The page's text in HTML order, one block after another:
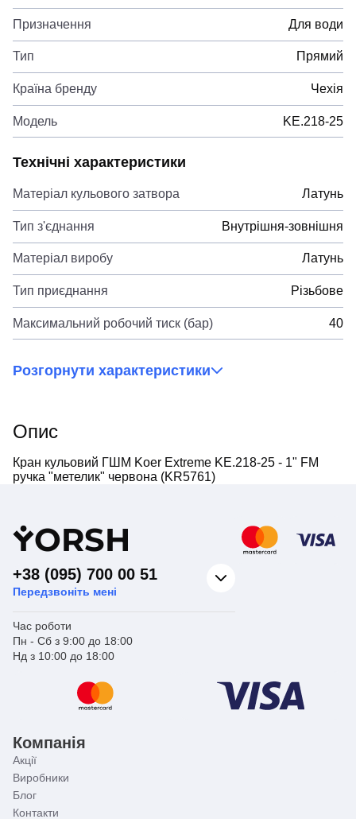
Призначення Для води
Тип Прямий
Країна бренду Чехія
Модель KE.218-25
Технічні характеристики
Матеріал кульового затвора Латунь
Тип з'єднання Внутрішня-зовнішня
Матеріал виробу Латунь
Тип приєднання Різьбове
Максимальний робочий тиск (бар) 40
Розгорнути характеристики
Опис
Кран кульовий ГШМ Koer Extreme KE.218-25 - 1" FM
ручка "метелик" червона (KR5761)
YORSH
+38 (095) 700 00 51
Передзвоніть мені
Час роботи
Пн - Сб з 9:00 до 18:00
Нд з 10:00 до 18:00
Компанія
Акції
Виробники
Блог
Контакти